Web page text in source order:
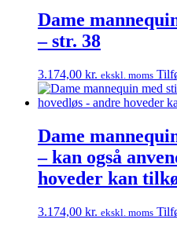
Dame
– str. 38
3.174,00 kr. ekskl. moms
Dame
– kan også
hoveder kan
3.174,00 kr. ekskl. moms